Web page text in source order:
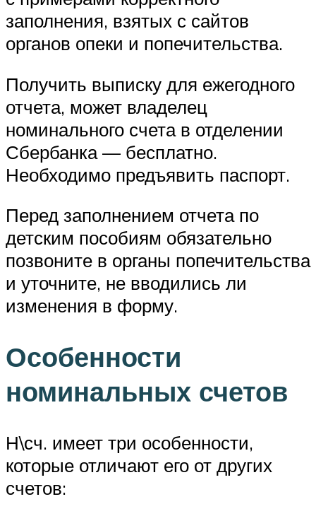
заполнения, взятых с сайтов
органов опеки и попечительства.
Получить выписку для ежегодного
отчета, может владелец
номинального счета в отделении
Сбербанка — бесплатно.
Необходимо предъявить паспорт.
Перед заполнением отчета по
детским пособиям обязательно
позвоните в органы попечительства
и уточните, не вводились ли
изменения в форму.
Особенности
номинальных счетов
Н\сч. имеет три особенности,
которые отличают его от других
счетов: